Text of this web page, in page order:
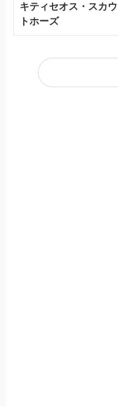
キティセオス・スカウ
トホーズ